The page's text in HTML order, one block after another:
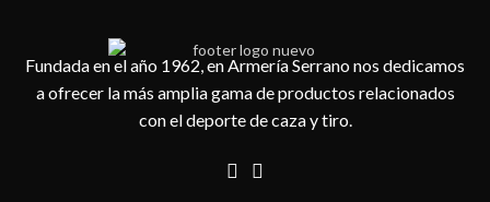
Fundada en el año 1962, en Armería Serrano nos dedicamos
a ofrecer la más amplia gama de productos relacionados
con el deporte de caza y tiro.